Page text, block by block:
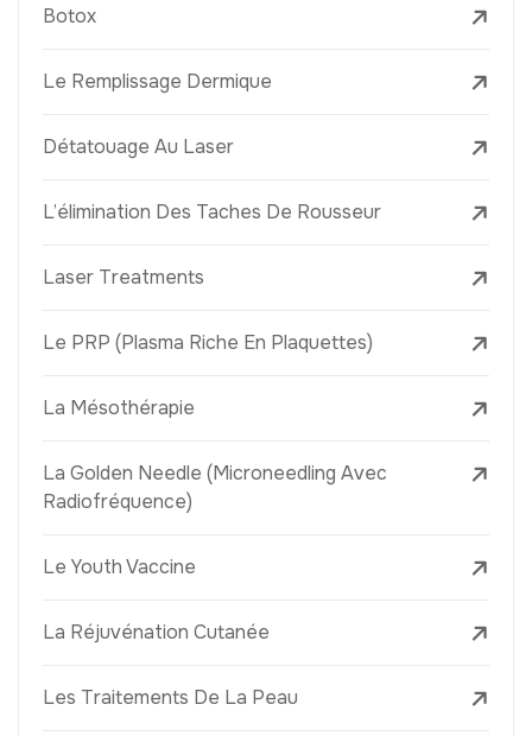
Botox
Le Remplissage Dermique
Détatouage Au Laser
L’élimination Des Taches De Rousseur
Laser Treatments
Le PRP (Plasma Riche En Plaquettes)
La Mésothérapie
La Golden Needle (Microneedling Avec
Radiofréquence)
Le Youth Vaccine
La Réjuvénation Cutanée
Les Traitements De La Peau